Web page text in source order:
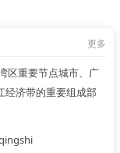
更多
区重要节点城市、广
经济带的重要组成部